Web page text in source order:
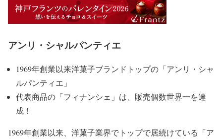
アンリ・シャルパンティエ
1969年創業以来洋菓子ブランドトップの「アンリ・シャ
ルパンティエ」
代表商品の「フィナンシェ」は、販売個数世界一を達
成！
1969年創業以来、洋菓子業界でトップで居続けている「ア